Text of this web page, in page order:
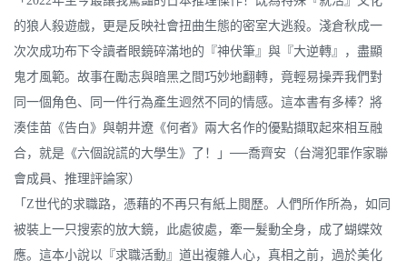
的狼人殺遊戲，更是反映社會扭曲生態的密室大逃殺。淺倉秋成一
次次成功布下令讀者眼鏡碎滿地的『神伏筆』與『大逆轉』，盡顯
鬼才風範。故事在勵志與暗黑之間巧妙地翻轉，竟輕易操弄我們對
同一個角色、同一件行為產生迥然不同的情感。這本書有多棒？將
湊佳苗《告白》與朝井遼《何者》兩大名作的優點擷取起來相互融
合，就是《六個說謊的大學生》了！」──喬齊安（台灣犯罪作家聯
會成員、推理評論家）
「Z世代的求職路，憑藉的不再只有紙上閱歷。人們所作所為，如同
被裝上一只搜索的放大鏡，此處彼處，牽一髮動全身，成了蝴蝶效
應。這本小說以『求職活動』道出複雜人心，真相之前，過於美化